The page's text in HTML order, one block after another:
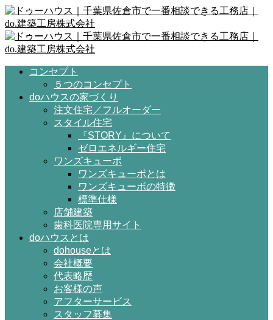
コンセプト
５つのコンセプト
doハウスの家づくり
注文住宅／フルオーダー
スタイル住宅
『STORY』について
ゼロエネルギー住宅
ワンズキューボ
ワンズキューボとは
ワンズキューボの特徴
標準仕様
店舗建築
歯科医院専用サイト
doハウスとは
dohouseとは
会社概要
代表略歴
お客様の声
アフターサービス
スタッフ募集